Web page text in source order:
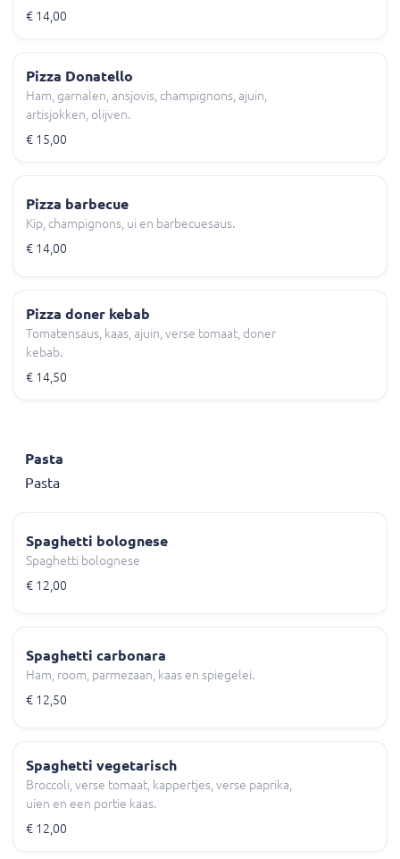
€ 14,00
Pizza Donatello
Ham, garnalen, ansjovis, champignons, ajuin,
artisjokken, olijven.
€ 15,00
Pizza barbecue
Kip, champignons, ui en barbecuesaus.
€ 14,00
Pizza doner kebab
Tomatensaus, kaas, ajuin, verse tomaat, doner
kebab.
€ 14,50
Pasta
Pasta
Spaghetti bolognese
Spaghetti bolognese
€ 12,00
Spaghetti carbonara
Ham, room, parmezaan, kaas en spiegelei.
€ 12,50
Spaghetti vegetarisch
Broccoli, verse tomaat, kappertjes, verse paprika,
uien en een portie kaas.
€ 12,00